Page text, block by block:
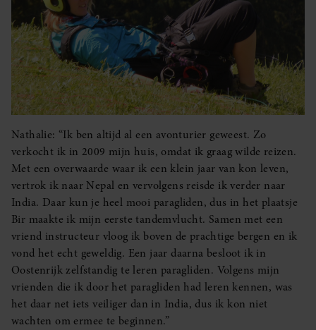
Nathalie: “Ik ben altijd al een avonturier geweest. Zo
verkocht ik in 2009 mijn huis, omdat ik graag wilde reizen.
Met een overwaarde waar ik een klein jaar van kon leven,
vertrok ik naar Nepal en vervolgens reisde ik verder naar
India. Daar kun je heel mooi paragliden, dus in het plaatsje
Bir maakte ik mijn eerste tandemvlucht. Samen met een
vriend instructeur vloog ik boven de prachtige bergen en ik
vond het echt geweldig. Een jaar daarna besloot ik in
Oostenrijk zelfstandig te leren paragliden. Volgens mijn
vrienden die ik door het paragliden had leren kennen, was
het daar net iets veiliger dan in India, dus ik kon niet
wachten om ermee te beginnen.”